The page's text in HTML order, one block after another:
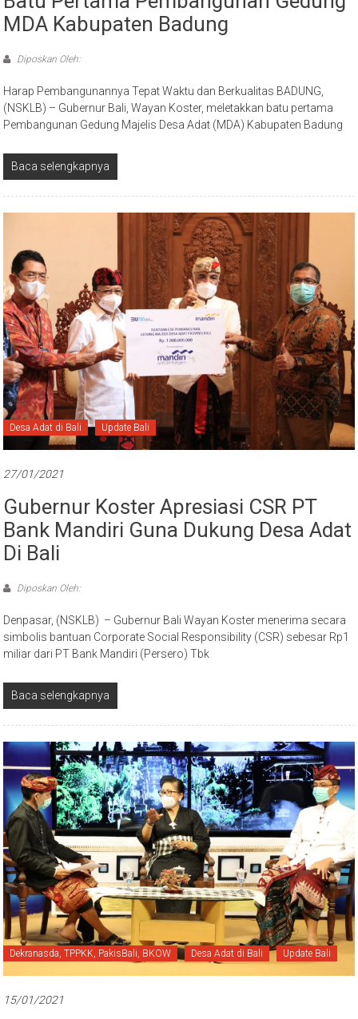
MDA Kabupaten Badung
Diposkan Oleh:
Harap Pembangunannya Tepat Waktu dan Berkualitas BADUNG,
(NSKLB) – Gubernur Bali, Wayan Koster, meletakkan batu pertama
Pembangunan Gedung Majelis Desa Adat (MDA) Kabupaten Badung
Baca selengkapnya
Desa Adat di Bali Update Bali
27/01/2021
Gubernur Koster Apresiasi CSR PT
Bank Mandiri Guna Dukung Desa Adat
Di Bali
Diposkan Oleh:
Denpasar, (NSKLB) – Gubernur Bali Wayan Koster menerima secara
simbolis bantuan Corporate Social Responsibility (CSR) sebesar Rp1
miliar dari PT Bank Mandiri (Persero) Tbk
Baca selengkapnya
Dekranasda, TPPKK, PakisBali, BKOW Desa Adat di Bali Update Bali
15/01/2021